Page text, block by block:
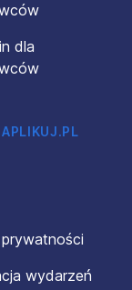
dla
wydarzeń